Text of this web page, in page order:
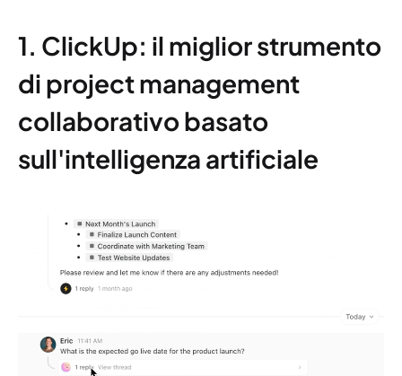
1. ClickUp: il miglior strumento
di project management
collaborativo basato
sull'intelligenza artificiale